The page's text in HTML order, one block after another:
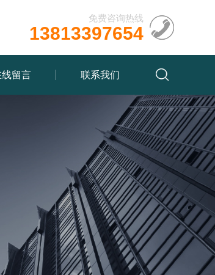
免费咨询热线
13813397654
线留言 联系我们